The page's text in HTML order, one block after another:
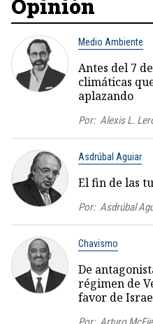
Opinión
Medio Ambiente
Antes del 7
climáticas
aplazando
Por: Alexis L.
Asdrúbal Aguiar
El fin de las
Por: Asdrúbal
Chavismo
De
régimen de
favor de